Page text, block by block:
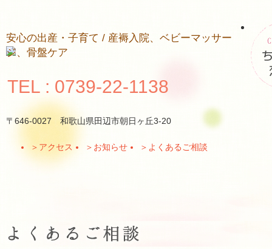
安心の出産・子育て / 産褥入院、ベビーマッサー
ジ、骨盤ケア
TEL : 0739-22-1138
〒646-0027 和歌山県田辺市朝日ヶ丘3-20
＞ アクセス ＞ お知らせ ＞ よくあるご相談